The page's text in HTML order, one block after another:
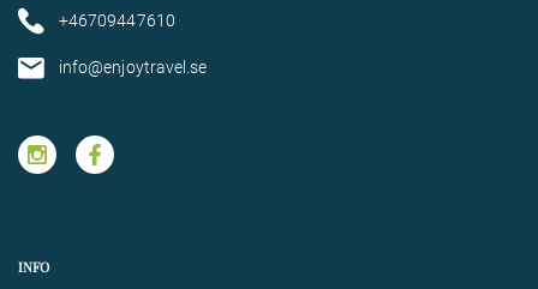
+46709447610
info@enjoytravel.se
INFO